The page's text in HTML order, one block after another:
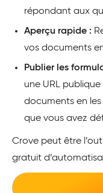
répondant aux
Aperçu rapide :
vos documents
Publier les
une URL
documents en les
que vous avez
Crove peut être
gratuit